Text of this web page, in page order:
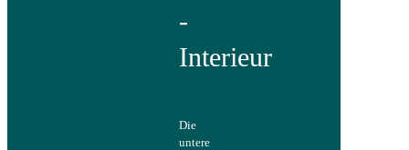
-
Interieur
Die
untere